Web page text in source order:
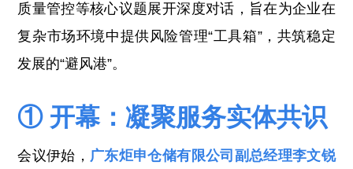
质量管控等核心议题展开深度对话，旨在为企业在
复杂市场环境中提供风险管理“工具箱”，共筑稳定
发展的“避风港”。
① 开幕：凝聚服务实体共识
会议伊始， 广东炬申仓储有限公司副总经理李文锐